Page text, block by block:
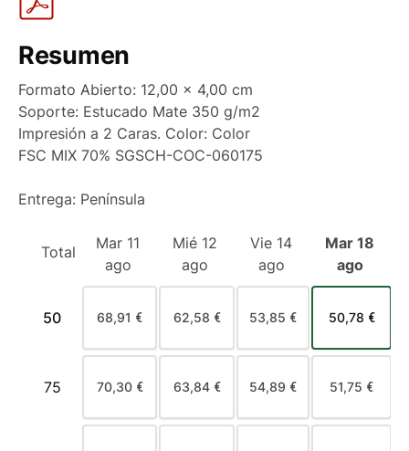
Resumen
Formato Abierto: 12,00 x 4,00 cm
Soporte: Estucado Mate 350 g/m2
Impresión a 2 Caras. Color: Color
FSC MIX 70% SGSCH-COC-060175
Entrega: Península
Total
Mar 11
ago
Mié 12
ago
Vie 14
ago
Mar 18
ago
50 68,91 € 62,58 € 53,85 € 50,78 €
75 70,30 € 63,84 € 54,89 € 51,75 €